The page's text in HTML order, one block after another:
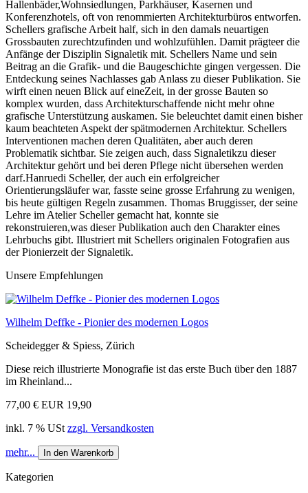
Hallenbäder,Wohnsiedlungen, Parkhäuser, Kasernen und
Konferenzhotels, oft von renommierten Architekturbüros entworfen.
Schellers grafische Arbeit half, sich in den damals neuartigen
Grossbauten zurechtzufinden und wohlzufühlen. Damit prägteer die
Anfänge der Disziplin Signaletik mit. Schellers Name und sein
Beitrag an die Grafik- und die Baugeschichte gingen vergessen. Die
Entdeckung seines Nachlasses gab Anlass zu dieser Publikation. Sie
wirft einen neuen Blick auf eineZeit, in der grosse Bauten so
komplex wurden, dass Architekturschaffende nicht mehr ohne
grafische Unterstützung auskamen. Sie beleuchtet damit einen bisher
kaum beachteten Aspekt der spätmodernen Architektur. Schellers
Interventionen machen deren Qualitäten, aber auch deren
Problematik sichtbar. Sie zeigen auch, dass Signaletikzu dieser
Architektur gehört und bei deren Pflege nicht übersehen werden
darf.Hanruedi Scheller, der auch ein erfolgreicher
Orientierungsläufer war, fasste seine grosse Erfahrung zu wenigen,
bis heute gültigen Regeln zusammen. Thomas Bruggisser, der seine
Lehre im Atelier Scheller gemacht hat, konnte sie
rekonstruieren,was dieser Publikation auch den Charakter eines
Lehrbuchs gibt. Illustriert mit Schellers originalen Fotografien aus
der Pionierzeit der Signaletik.
Unsere Empfehlungen
Wilhelm Deffke - Pionier des modernen Logos
Scheidegger & Spiess, Zürich
Diese reich illustrierte Monografie ist das erste Buch über den 1887
im Rheinland...
77,00 € EUR 19,90
inkl. 7 % USt zzgl. Versandkosten
mehr... In den Warenkorb
Kategorien